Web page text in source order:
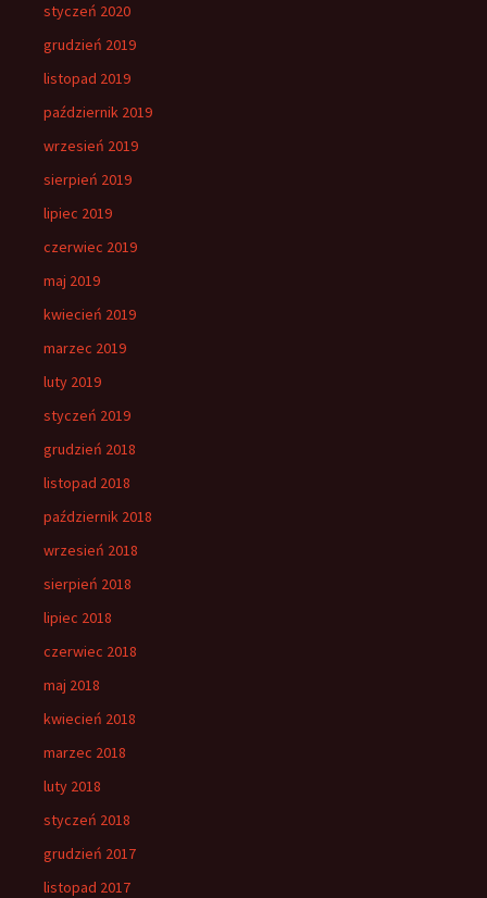
styczeń 2020
grudzień 2019
listopad 2019
październik 2019
wrzesień 2019
sierpień 2019
lipiec 2019
czerwiec 2019
maj 2019
kwiecień 2019
marzec 2019
luty 2019
styczeń 2019
grudzień 2018
listopad 2018
październik 2018
wrzesień 2018
sierpień 2018
lipiec 2018
czerwiec 2018
maj 2018
kwiecień 2018
marzec 2018
luty 2018
styczeń 2018
grudzień 2017
listopad 2017